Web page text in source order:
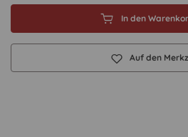
In den
Auf den